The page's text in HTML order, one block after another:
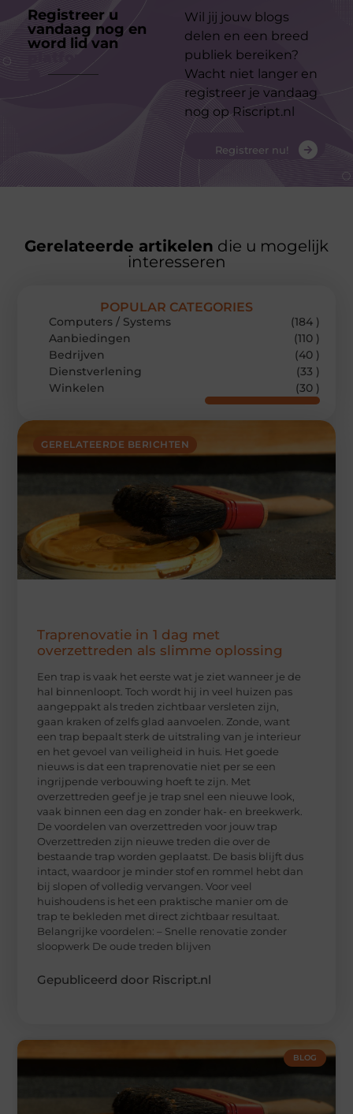
Registreer u
vandaag nog en
word lid van
Wil jij jouw blogs
delen en een breed
publiek bereiken?
Wacht niet langer en
registreer je vandaag
nog op Riscript.nl
Registreer nu!
Gerelateerde artikelen die u mogelijk
interesseren
GERELATEERDE BERICHTEN
Traprenovatie in 1 dag met
overzettreden als slimme oplossing
Een trap is vaak het eerste wat je ziet wanneer je de
hal binnenloopt. Toch wordt hij in veel huizen pas
aangeppakt als treden zichtbaar versleten zijn,
gaan kraken of zelfs glad aanvoelen. Zonde, want
een trap bepaalt sterk de uitstraling van je interieur
en het gevoel van veiligheid in huis. Het goede
nieuws is dat een traprenovatie niet per se een
ingrijpende verbouwing hoeft te zijn. Met
overzettreden geef je je trap snel een nieuwe look,
vaak binnen een dag en zonder hak- en breekwerk.
De voordelen van overzettreden voor jouw trap
Overzettreden zijn nieuwe treden die over de
bestaande trap worden geplaatst. De basis blijft dus
intact, waardoor je minder stof en rommel hebt dan
bij slopen of volledig vervangen. Voor veel
huishoudens is het een praktische manier om de
trap te bekleden met direct zichtbaar resultaat.
Belangrijke voordelen: – Snelle renovatie zonder
sloopwerk De oude treden blijven
Gepubliceerd door Riscript.nl
POPULAR CATEGORIES
Computers / Systems
(184 )
Aanbiedingen
(110 )
Bedrijven
(40 )
Dienstverlening
(33 )
Winkelen
(30 )
BLOG